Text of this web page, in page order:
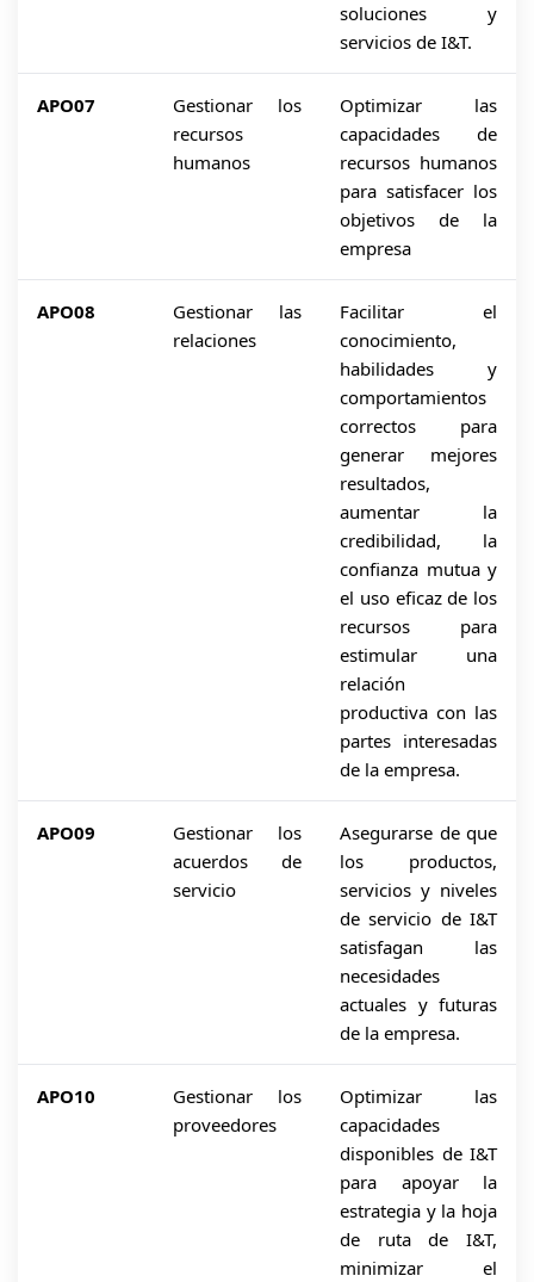
soluciones y
servicios de I&T.
APO07
Gestionar los
recursos
humanos
Optimizar las
capacidades de
recursos humanos
para satisfacer los
objetivos de la
empresa
APO08
Gestionar las
relaciones
Facilitar el
conocimiento,
habilidades y
comportamientos
correctos para
generar mejores
resultados,
aumentar la
credibilidad, la
confianza mutua y
el uso eficaz de los
recursos para
estimular una
relación
productiva con las
partes interesadas
de la empresa.
APO09
Gestionar los
acuerdos de
servicio
Asegurarse de que
los productos,
servicios y niveles
de servicio de I&T
satisfagan las
necesidades
actuales y futuras
de la empresa.
APO10
Gestionar los
proveedores
Optimizar las
capacidades
disponibles de I&T
para apoyar la
estrategia y la hoja
de ruta de I&T,
minimizar el